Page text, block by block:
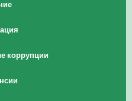
коррупции